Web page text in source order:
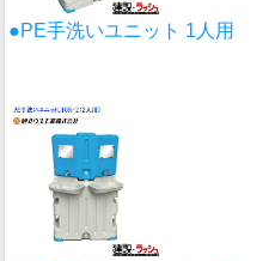
●PE手洗いユニット 1人用